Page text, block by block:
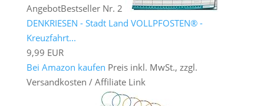
AngebotBestseller Nr. 2
DENKRIESEN - Stadt Land VOLLPFOSTEN® -
Kreuzfahrt...
9,99 EUR
Bei Amazon kaufen Preis inkl. MwSt., zzgl.
Versandkosten / Affiliate Link